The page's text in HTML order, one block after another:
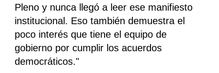
Pleno y nunca llegó a leer ese manifiesto
institucional. Eso también demuestra el
poco interés que tiene el equipo de
gobierno por cumplir los acuerdos
democráticos."